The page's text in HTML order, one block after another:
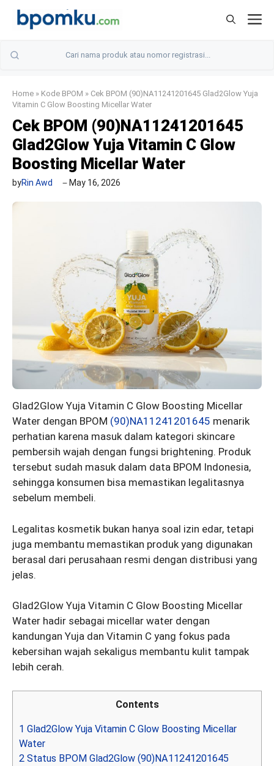
Skip
Home » Kode BPOM » Cek BPOM (90)NA11241201645 Glad2Glow Yuja
Vitamin C Glow Boosting Micellar Water
Cek BPOM (90)NA11241201645
Glad2Glow Yuja Vitamin C Glow
Boosting Micellar Water
byRin Awd May 16, 2026
Glad2Glow Yuja Vitamin C Glow Boosting Micellar
Water dengan BPOM (90)NA11241201645 menarik
perhatian karena masuk dalam kategori skincare
pembersih wajah dengan fungsi brightening. Produk
tersebut sudah masuk dalam data BPOM Indonesia,
sehingga konsumen bisa memastikan legalitasnya
sebelum membeli.
Legalitas kosmetik bukan hanya soal izin edar, tetapi
juga membantu memastikan produk yang digunakan
berasal dari perusahaan resmi dengan distribusi yang
jelas.
Glad2Glow Yuja Vitamin C Glow Boosting Micellar
Water hadir sebagai micellar water dengan
kandungan Yuja dan Vitamin C yang fokus pada
kebersihan wajah sekaligus membantu kulit tampak
lebih cerah.
Contents
1 Glad2Glow Yuja Vitamin C Glow Boosting Micellar
Water
2 Status BPOM Glad2Glow (90)NA11241201645